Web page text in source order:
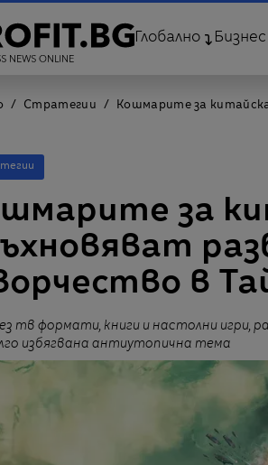
Глобално Бизнес
Стратегии Кошмарите за
за
в
тв формати, книги и настолни игри,
избягвана антиутопична тема